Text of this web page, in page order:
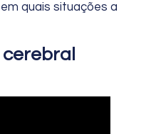
quais situações a